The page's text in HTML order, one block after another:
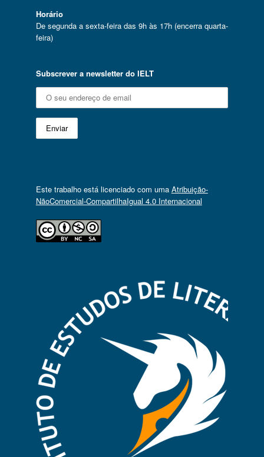
Horário
De segunda a sexta-feira das 9h às 17h (encerra quarta-
feira)
Subscrever a newsletter do IELT
Este trabalho está licenciado com uma Atribuição-
NãoComercial-CompartilhaIgual 4.0 Internacional